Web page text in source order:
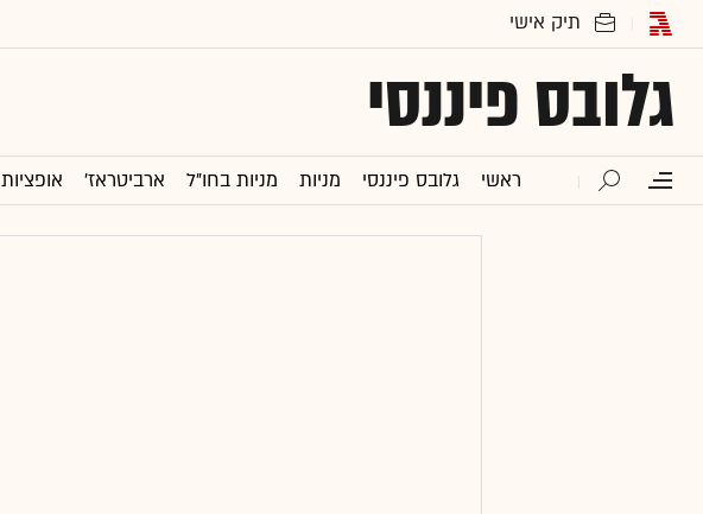
גלובס פיננסי
ראשי גלובס פיננסי מניות מניות בחו"ל ארביטראז' אופציות